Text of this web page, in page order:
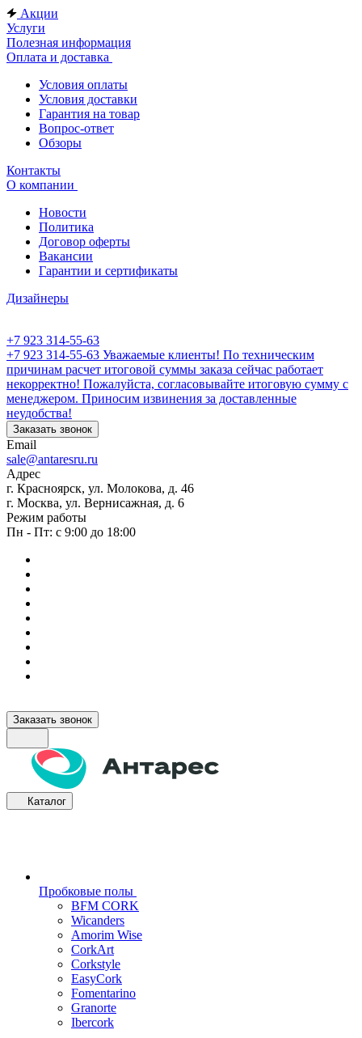
Акции
Услуги
Полезная информация
Оплата и доставка
Условия оплаты
Условия доставки
Гарантия на товар
Вопрос-ответ
Обзоры
Контакты
О компании
Новости
Политика
Договор оферты
Вакансии
Гарантии и сертификаты
Дизайнеры
+7 923 314-55-63
+7 923 314-55-63 Уважаемые клиенты! По техническим
причинам расчет итоговой суммы заказа сейчас работает
некорректно! Пожалуйста, согласовывайте итоговую сумму с
менеджером. Приносим извинения за доставленные
неудобства!
Заказать звонок
Email
sale@antaresru.ru
Адрес
г. Красноярск, ул. Молокова, д. 46
г. Москва, ул. Вернисажная, д. 6
Режим работы
Пн - Пт: с 9:00 до 18:00
Заказать звонок
Каталог
Пробковые полы
BFM CORK
Wicanders
Amorim Wise
CorkArt
Corkstyle
EasyCork
Fomentarino
Granorte
Ibercork